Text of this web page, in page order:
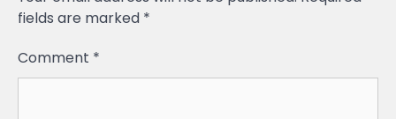
fields are marked *
Comment *